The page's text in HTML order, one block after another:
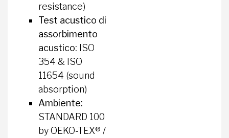
resistance)
Test acustico di
assorbimento
acustico: ISO
354 & ISO
11654 (sound
absorption)
Ambiente:
STANDARD 100
by OEKO-TEX® /